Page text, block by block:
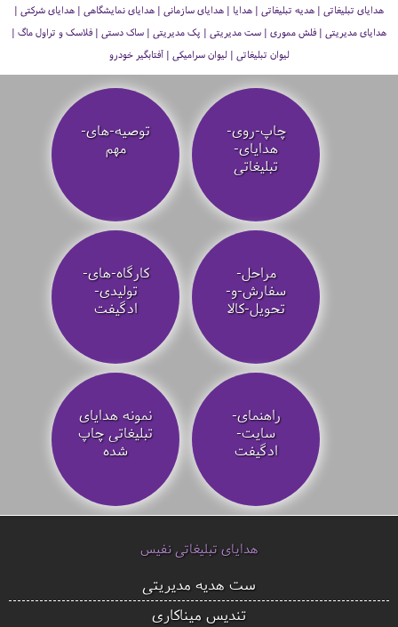
هدایای تبلیغاتی | هدیه تبلیغاتی | هدایا | هدایای سازمانی | هدایای نمایشگاهی | هدایای شرکتی |
هدایای مدیریتی | فلش مموری | ست مدیریتی | پک مدیریتی | ساک دستی | فلاسک و تراول ماگ |
لیوان تبلیغاتی | لیوان سرامیکی | آفتابگیر خودرو
چاپ-روی-
هدایای-
تبلیغاتی
توصیه‌-های-
مهم
مراحل-
سفارش-و-
تحویل-کالا
کارگاه-های-
تولیدی-
ادگیفت
راهنمای-
سایت-
ادگیفت
نمونه هدایای
تبلیغاتی چاپ
شده
هدایای تبلیغاتی نفیس
ست هدیه مدیریتی
تندیس میناکاری